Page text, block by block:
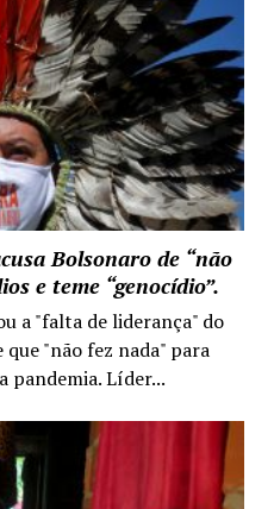
Bolsonaro de “não
e teme “genocídio”.
a "falta de liderança" do
"não fez nada" para
pandemia. Líder...